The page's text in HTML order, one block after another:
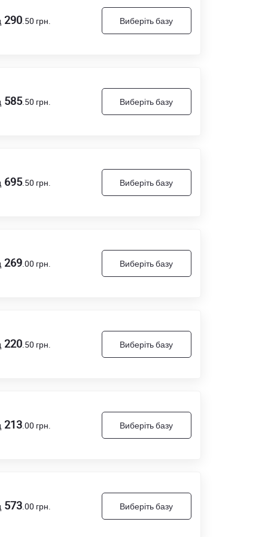
290.50 грн. Виберіть базу
585.50 грн. Виберіть базу
695.50 грн. Виберіть базу
269.00 грн. Виберіть базу
220.50 грн. Виберіть базу
213.00 грн. Виберіть базу
573.00 грн. Виберіть базу